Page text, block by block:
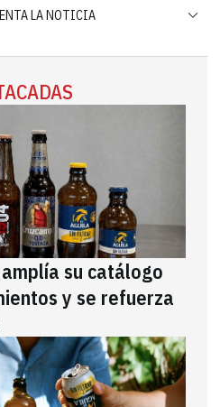
LA NOTICIA
su catálogo
y se refuerza